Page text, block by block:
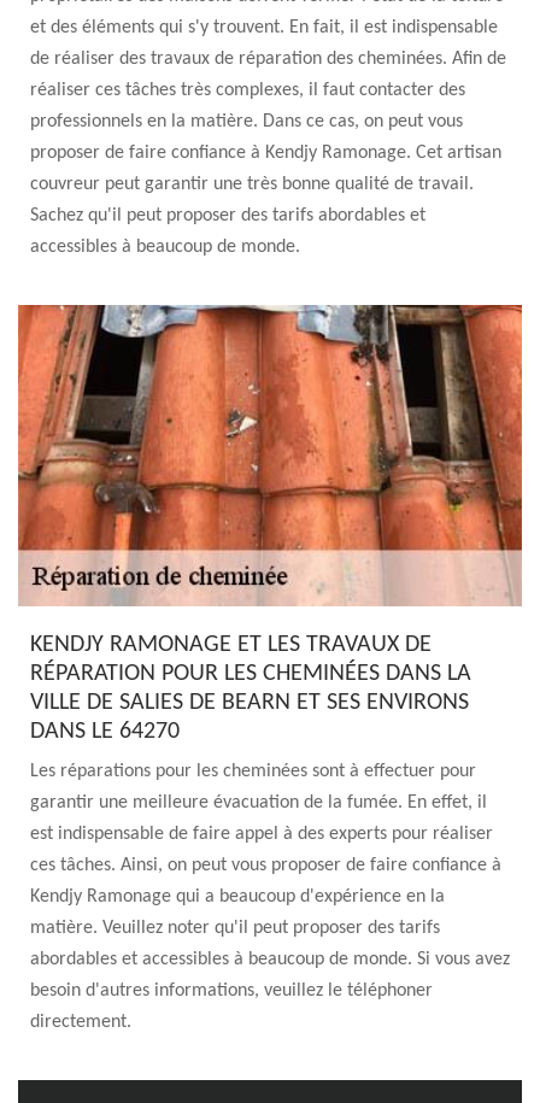
et des éléments qui s'y trouvent. En fait, il est indispensable
de réaliser des travaux de réparation des cheminées. Afin de
réaliser ces tâches très complexes, il faut contacter des
professionnels en la matière. Dans ce cas, on peut vous
proposer de faire confiance à Kendjy Ramonage. Cet artisan
couvreur peut garantir une très bonne qualité de travail.
Sachez qu'il peut proposer des tarifs abordables et
accessibles à beaucoup de monde.
KENDJY RAMONAGE ET LES TRAVAUX DE
RÉPARATION POUR LES CHEMINÉES DANS LA
VILLE DE SALIES DE BEARN ET SES ENVIRONS
DANS LE 64270
Les réparations pour les cheminées sont à effectuer pour
garantir une meilleure évacuation de la fumée. En effet, il
est indispensable de faire appel à des experts pour réaliser
ces tâches. Ainsi, on peut vous proposer de faire confiance à
Kendjy Ramonage qui a beaucoup d'expérience en la
matière. Veuillez noter qu'il peut proposer des tarifs
abordables et accessibles à beaucoup de monde. Si vous avez
besoin d'autres informations, veuillez le téléphoner
directement.